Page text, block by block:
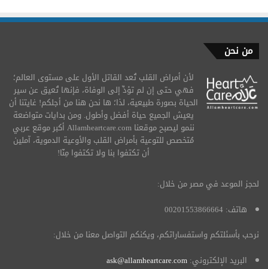
من نحن
لأن أمراض القلب تُعد القاتل الأول على مستوى العالم؛
فهي حتى إن لم تؤدِّ إلى الوفاة، فإنها تُعيق عن سير
الحياة بصورة طبيعية، لذا؛ ها نحن هنا من أجلكم! غايتنا أن
يعيش الجميع حياة أفضل وأطول. ومن بدايات متواضعة
ننمو ليصبح موقعنا Allamheartcare.com أكبر موقع عربي
مُتخصص للتوعية بأمراض القلب والأوعية الدموية، آملين
أن تكتفوا بنا ولا تكتفوا مِنّا!
لحجز الموعد في مصر من خلال:
هاتف: 00201553866664
نرحب بأسئلتكم واستفساراتكم، ويكنكم التواصل معنا من خلال:
البريد الإلكتروني: ask@allamheartcare.com